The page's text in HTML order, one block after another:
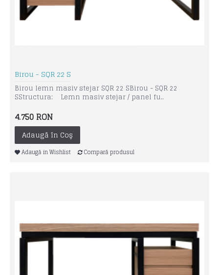
Birou - SQR 22 S
Birou lemn masiv stejar SQR 22 SBirou - SQR 22
SStructura: Lemn masiv stejar / panel fu..
4.750 RON
Adaugă în Coş
Adaugă in Wishlist Compară produsul